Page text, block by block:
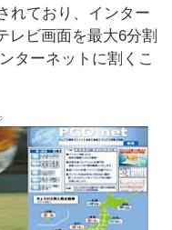
れており、インター
レビ画面を最大6分割
ターネットに割くこ